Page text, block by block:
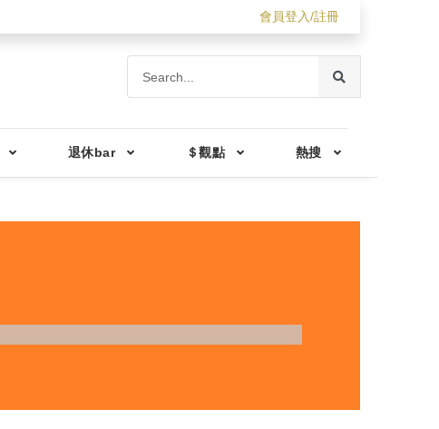
會員登入/註冊
退休bar ＄觀點 熱搜